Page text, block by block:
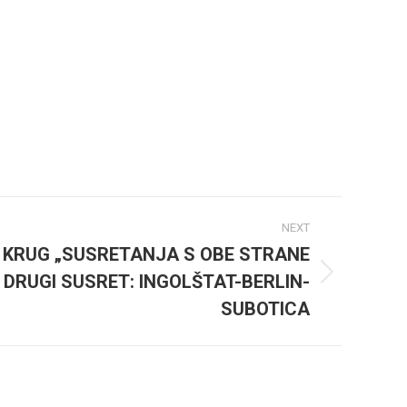
NEXT
„SUSRETANJA S OBE STRANE
SUSRET: INGOLŠTAT-BERLIN-
SUBOTICA